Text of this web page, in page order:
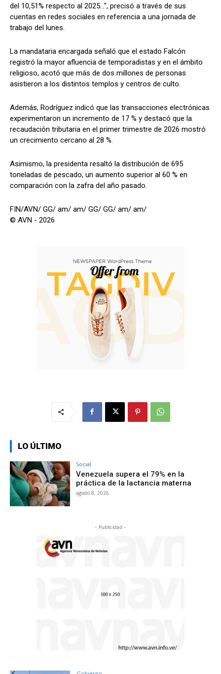
del 10,51% respecto al 2025...", precisó a través de sus
cuentas en redes sociales en referencia a una jornada de
trabajo del lunes.
La mandataria encargada señaló que el estado Falcón
registró la mayor afluencia de temporadistas y en el ámbito
religioso, acotó que más de dos millones de personas
asistieron a los distintos templos y centros de culto.
Además, Rodríguez indicó que las transacciones electrónicas
experimentaron un incremento de 17 % y destacó que la
recaudación tributaria en el primer trimestre de 2026 mostró
un crecimiento cercano al 28 %.
Asimismo, la presidenta resaltó la distribución de 695
toneladas de pescado, un aumento superior al 60 % en
comparación con la zafra del año pasado.
FIN/AVN/ GG/ am/ am/ GG/ GG/ am/ am/
© AVN - 2026
LO ÚLTIMO
Social
Venezuela supera el 79% en la
práctica de la lactancia materna
agosto 8, 2026
- Publicidad -